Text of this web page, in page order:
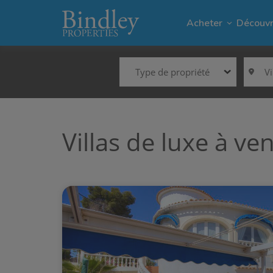
Acheter
Villas dansEl
Type de propriété
Villas de luxe à